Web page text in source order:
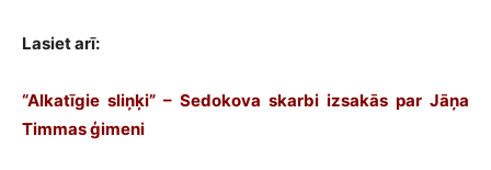
Lasiet arī:
“Alkatīgie sliņķi” – Sedokova skarbi izsakās par Jāņa
Timmas ģimeni